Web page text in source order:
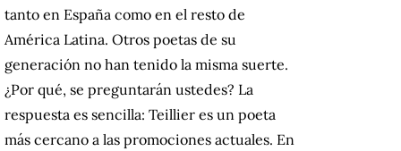
tanto en España como en el resto de
América Latina. Otros poetas de su
generación no han tenido la misma suerte.
¿Por qué, se preguntarán ustedes? La
respuesta es sencilla: Teillier es un poeta
más cercano a las promociones actuales. En